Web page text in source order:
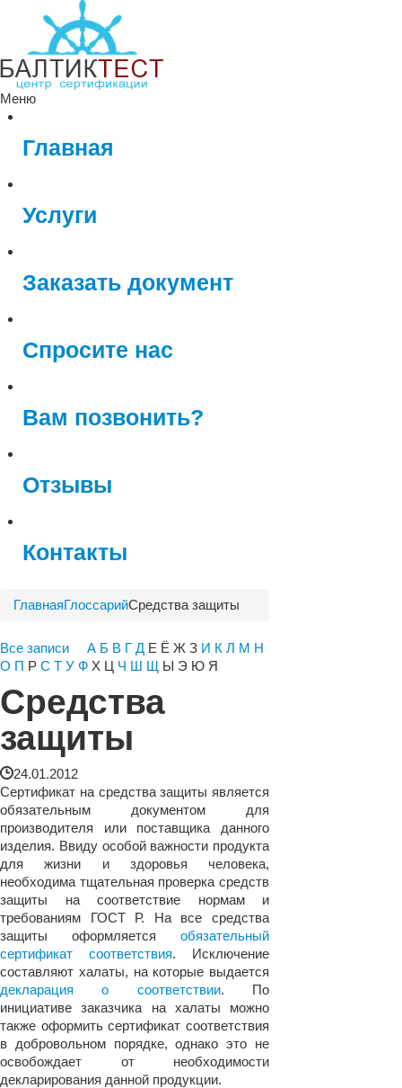
Меню
Главная
Услуги
Заказать документ
Спросите нас
Вам позвонить?
Отзывы
Контакты
ГлавнаяГлоссарийСредства защиты
Все записи А Б В Г Д Е Ё Ж З И К Л М Н
О П Р С Т У Ф Х Ц Ч Ш Щ Ы Э Ю Я
Средства
защиты
24.01.2012
Сертификат на средства защиты является
обязательным документом для
производителя или поставщика данного
изделия. Ввиду особой важности продукта
для жизни и здоровья человека,
необходима тщательная проверка средств
защиты на соответствие нормам и
требованиям ГОСТ Р. На все средства
защиты оформляется обязательный
сертификат соответствия. Исключение
составляют халаты, на которые выдается
декларация о соответствии. По
инициативе заказчика на халаты можно
также оформить сертификат соответствия
в добровольном порядке, однако это не
освобождает от необходимости
декларирования данной продукции.